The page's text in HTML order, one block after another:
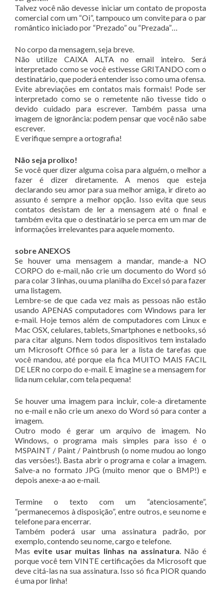
Talvez você não devesse iniciar um contato de proposta
comercial com um “Oi”, tampouco um convite para o par
romântico iniciado por “Prezado” ou “Prezada”…
No corpo da mensagem, seja breve.
Não utilize CAIXA ALTA no email inteiro. Será
interpretado como se você estivesse GRITANDO com o
destinatário, que poderá entender isso como uma ofensa.
Evite abreviações em contatos mais formais! Pode ser
interpretado como se o remetente não tivesse tido o
devido cuidado para escrever. Também passa uma
imagem de ignorância: podem pensar que você não sabe
escrever.
E verifique sempre a ortografia!
Não seja prolixo!
Se você quer dizer alguma coisa para alguém, o melhor a
fazer é dizer diretamente. A menos que esteja
declarando seu amor para sua melhor amiga, ir direto ao
assunto é sempre a melhor opção. Isso evita que seus
contatos desistam de ler a mensagem até o final e
também evita que o destinatário se perca em um mar de
informações irrelevantes para aquele momento.
sobre ANEXOS
Se houver uma mensagem a mandar, mande-a NO
CORPO do e-mail, não crie um documento do Word só
para colar 3 linhas, ou uma planilha do Excel só para fazer
uma listagem.
Lembre-se de que cada vez mais as pessoas não estão
usando APENAS computadores com Windows para ler
e-mail. Hoje temos além de computadores com Linux e
Mac OSX, celulares, tablets, Smartphones e netbooks, só
para citar alguns. Nem todos dispositivos tem instalado
um Microsoft Office só para ler a lista de tarefas que
você mandou, até porque ela fica MUITO MAIS FACIL
DE LER no corpo do e-mail. E imagine se a mensagem for
lida num celular, com tela pequena!
Se houver uma imagem para incluir, cole-a diretamente
no e-mail e não crie um anexo do Word só para conter a
imagem.
Outro modo é gerar um arquivo de imagem. No
Windows, o programa mais simples para isso é o
MSPAINT / Paint / Paintbrush (o nome mudou ao longo
das versões!). Basta abrir o programa e colar a imagem.
Salve-a no formato JPG (muito menor que o BMP!) e
depois anexe-a ao e-mail.
Termine o texto com um “atenciosamente”,
“permanecemos à disposição”, entre outros, e seu nome e
telefone para encerrar.
Também poderá usar uma assinatura padrão, por
exemplo, contendo seu nome, cargo e telefone.
Mas evite usar muitas linhas na assinatura. Não é
porque você tem VINTE certificações da Microsoft que
deve citá-las na sua assinatura. Isso só fica PIOR quando
é uma por linha!